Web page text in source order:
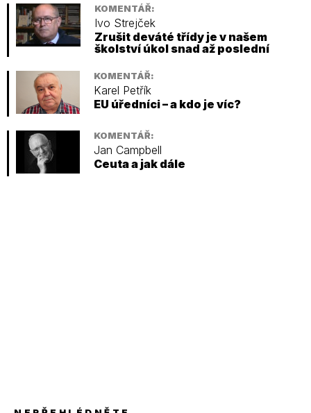
KOMENTÁŘ:
Ivo Strejček
Zrušit deváté třídy je v našem
školství úkol snad až poslední
KOMENTÁŘ:
Karel Petřík
EU úředníci – a kdo je víc?
KOMENTÁŘ:
Jan Campbell
Ceuta a jak dále